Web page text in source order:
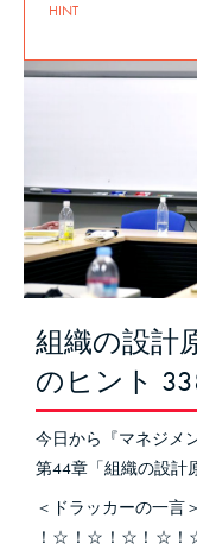
HINT
組織の設計
のヒント
今日から『マネジメ
第44章「組織の設計
＜ドラッカーの一言＞
！☆！☆！☆！☆